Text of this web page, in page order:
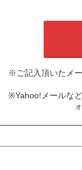
※ご記入頂いたメ
※Yahoo!メールな